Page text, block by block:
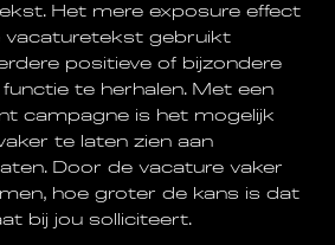
Het mere exposure effect
vacaturetekst gebruikt
positieve of bijzondere
te herhalen. Met een
campagne is het mogelijk
te laten zien aan
Door de vacature vaker
hoe groter de kans is dat
bij jou solliciteert.